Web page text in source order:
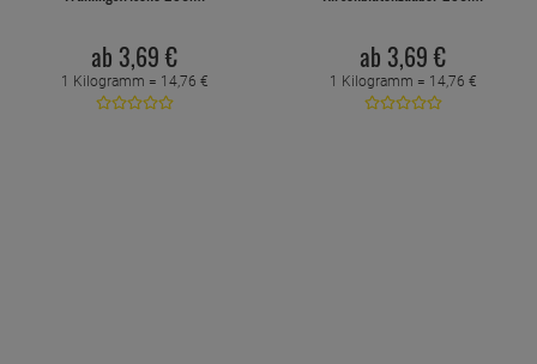
ab 3,69 €
1 Kilogramm = 14,76 €
ab 3,69 €
1 Kilogramm = 14,76 €